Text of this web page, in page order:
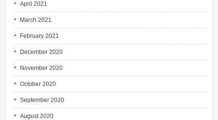
April 2021
March 2021
February 2021
December 2020
November 2020
October 2020
September 2020
August 2020